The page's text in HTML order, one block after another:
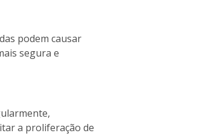
podem causar
segura e
a proliferação de